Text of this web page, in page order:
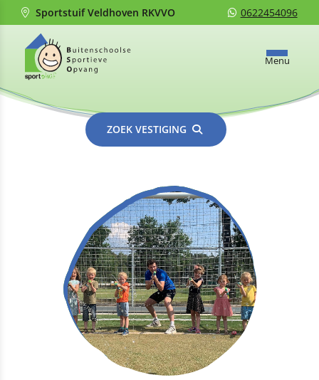
Sportstuif Veldhoven RKVVO 0622454096
Menu
ZOEK VESTIGING